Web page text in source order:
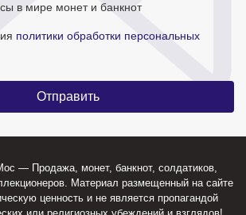
в мире монет и банкнот
политики обработки персональных
— Продажа, монет, банкнот, солдатиков,
Материал размещенный на сайте
ценность и не является пропагандой